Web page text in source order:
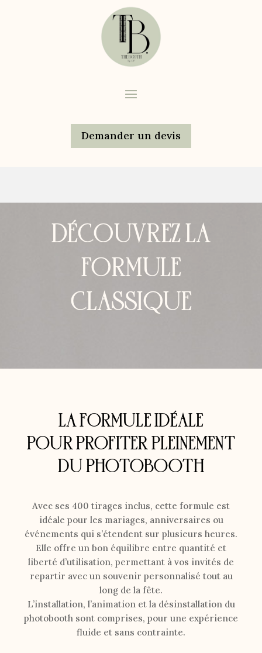
Demander un devis
DÉCOUVREZ LA
FORMULE
CLASSIQUE
LA FORMULE IDÉALE
POUR PROFITER PLEINEMENT
DU PHOTOBOOTH
Avec ses 400 tirages inclus, cette formule est
idéale pour les mariages, anniversaires ou
événements qui s’étendent sur plusieurs heures.
Elle offre un bon équilibre entre quantité et
liberté d’utilisation, permettant à vos invités de
repartir avec un souvenir personnalisé tout au
long de la fête.
L’installation, l’animation et la désinstallation du
photobooth sont comprises, pour une expérience
fluide et sans contrainte.